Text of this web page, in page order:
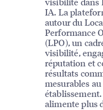
IA. La
autour du
Performance
(LPO), un
visibilité,
réputation et
résultats
mesurables
alimente plus